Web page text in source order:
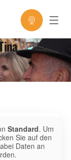
Standard. Um
Sie auf den
Daten an